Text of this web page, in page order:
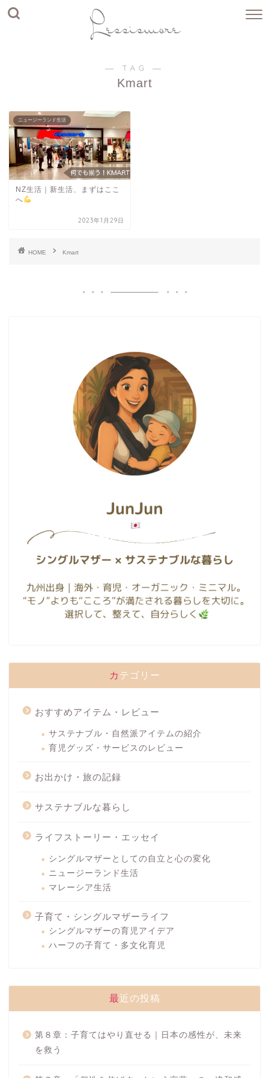
― TAG ―
Kmart
ニュージーランド生活
NZ生活｜新生活、まずはここ
へ
2023年1月29日
HOME Kmart
カテゴリー
おすすめアイテム・レビュー
サステナブル・自然派アイテムの紹介
育児グッズ・サービスのレビュー
お出かけ・旅の記録
サステナブルな暮らし
ライフストーリー・エッセイ
シングルマザーとしての自立と心の変化
ニュージーランド生活
マレーシア生活
子育て・シングルマザーライフ
シングルマザーの育児アイデア
ハーフの子育て・多文化育児
最近の投稿
第８章：子育てはやり直せる｜日本の感性が、未来
を救う